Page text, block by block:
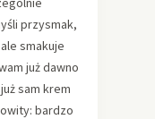
przysmak,
smakuje
już dawno
sam krem
bardzo